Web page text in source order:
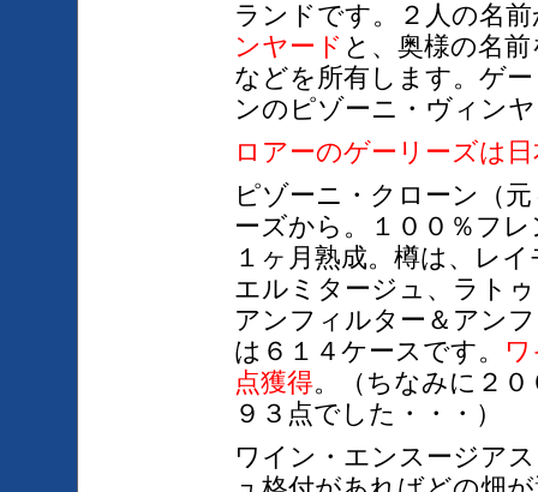
ランドです。２人の名
ンヤード と、奥様の名
などを所有します。ゲ
ンのピゾーニ・ヴィン
ロアーのゲーリーズは
ピゾーニ・クローン（
ーズから。１００％フ
１ヶ月 熟成。樽は、レ
エルミタージュ、ラト
アンフィルター＆アン
は６１４ケースです。
点獲得。
（ちなみに２
９３点でした・・・）
ワイン・エンスージア